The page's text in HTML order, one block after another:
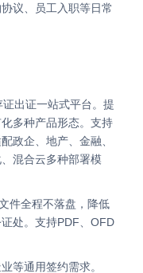
议、员工入职等日常
证出证一站式平台。提
多种产品形态。支持
政企、地产、金融、
混合云多种部署模
件全程不落盘，降低
处。支持PDF、OFD
等通用签约需求。